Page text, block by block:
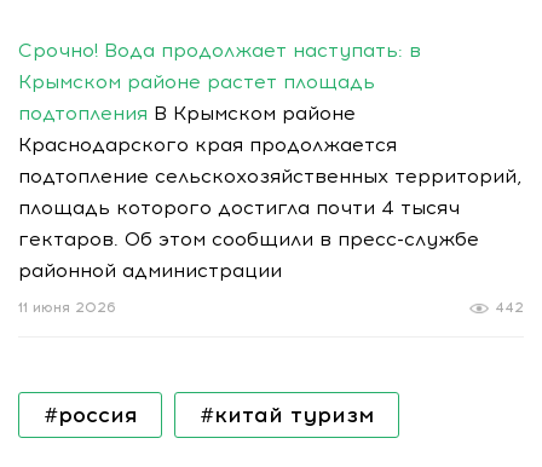
Срочно! Вода продолжает наступать: в
Крымском районе растет площадь
подтопления В Крымском районе
Краснодарского края продолжается
подтопление сельскохозяйственных территорий,
площадь которого достигла почти 4 тысяч
гектаров. Об этом сообщили в пресс-службе
районной администрации
442
11 июня 2026
#россия #китай туризм